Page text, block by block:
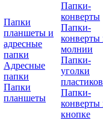
Папки
планшеты и
адресные
папки
Адресные
папки
Папки
планшеты
Папки-
конверты
Папки-
конверты
молнии
Папки-
уголки
Папки-
конверты
кнопке